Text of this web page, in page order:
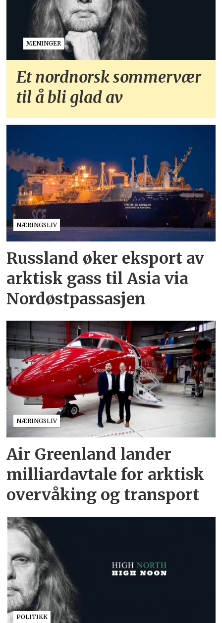
MENINGER
Et nordnorsk sommervær
til å bli glad av
NÆRINGSLIV
Russland øker eksport av
arktisk gass til Asia via
Nordøstpassasjen
NÆRINGSLIV
Air Greenland lander
milliardavtale for arktisk
overvåking og transport
POLITIKK